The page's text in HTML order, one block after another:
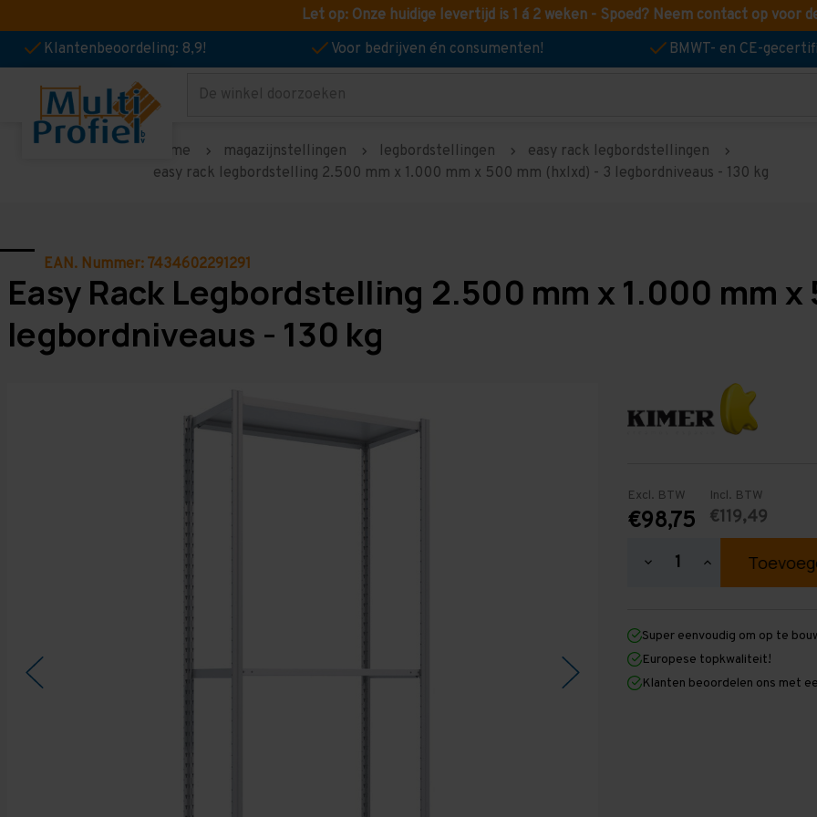
Let op: Onze huidige levertijd is 1 á 2 weken - Spoed? Neem contact op voor
Klantenbeoordeling: 8,9!
Voor bedrijven én consumenten! BMWT- en CE-
Zoeken
home magazijnstellingen legbordstellingen
easy rack legbordstellingen
easy rack legbordstelling 2.500 mm x 1.000 mm x 500 mm (hxlxd) - 3 legbordniveaus - 130 kg
EAN. Nummer: 7434602291291
Easy Rack Legbordstelling 2.500 mm x 1.000 mm x
legbordniveaus - 130 kg
Excl. BTW
€98,75
Incl. BTW
€119,49
Hoeveelheid
Rack
Legbordstelling
2.500
mm
x
Hoeveelheid
verhogen
Rack
Legbordstelling
2.500
mm
x
Super eenvoudig om op te
Europese topkwaliteit!
Klanten beoordelen ons met